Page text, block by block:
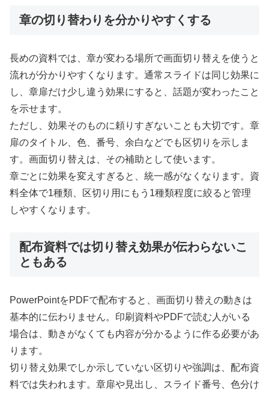
章の切り替わりを分かりやすくする
長めの資料では、章が変わる場所で画面切り替えを使うと
流れが分かりやすくなります。通常スライドは同じ効果に
し、章扉だけ少し違う効果にすると、話題が変わったこと
を示せます。
ただし、効果そのものに頼りすぎないことも大切です。章
扉のタイトル、色、番号、余白などでも区切りを示しま
す。画面切り替えは、その補助として使います。
章ごとに効果を変えすぎると、統一感がなくなります。資
料全体で1種類、区切り用にもう1種類程度に絞ると管理
しやすくなります。
配布資料では切り替え効果が伝わらないこ
ともある
PowerPointをPDFで配布すると、画面切り替えの動きは
基本的に伝わりません。印刷資料やPDFで読む人がいる
場合は、動きがなくても内容が分かるように作る必要があ
ります。
切り替え効果でしか示していない区切りや強調は、配布資
料では失われます。章扉や見出し、スライド番号、色分け